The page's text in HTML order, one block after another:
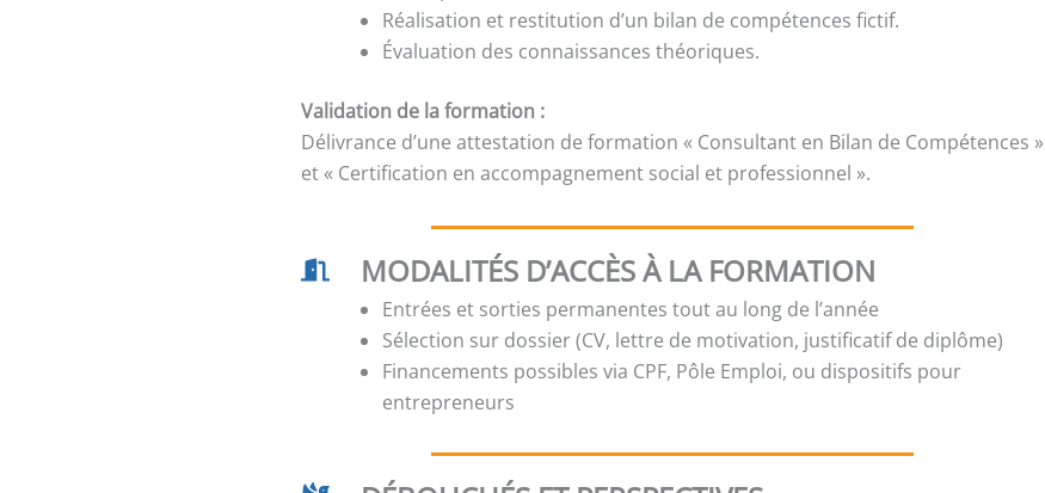
Réalisation et restitution d’un bilan de compétences fictif.
Évaluation des connaissances théoriques.
Validation de la formation :
Délivrance d’une attestation de formation « Consultant en Bilan de Compétences »
et « Certification en accompagnement social et professionnel ».
MODALITÉS D’ACCÈS À LA FORMATION
Entrées et sorties permanentes tout au long de l’année
Sélection sur dossier (CV, lettre de motivation, justificatif de diplôme)
Financements possibles via CPF, Pôle Emploi, ou dispositifs pour
entrepreneurs